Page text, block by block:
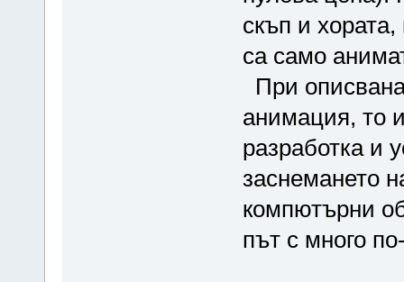
скъп и
са само
При
анимация, то
разработка и
заснемането
компютърни
път с много